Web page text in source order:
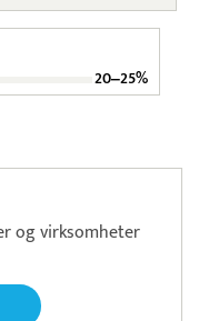
20‒25%
og virksomheter